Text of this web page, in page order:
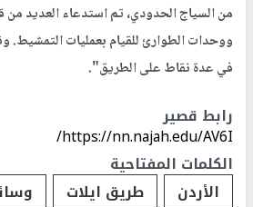
من السياج الحدودي، تم استدعاء العديد
ووحدات الطوارئ للقيام بعمليات
في عدة نقاط على الطريق".
رابط قصير
https://nn.najah.edu/AV6I/
الكلمات المفتاحية
الأردن
طريق ايلات